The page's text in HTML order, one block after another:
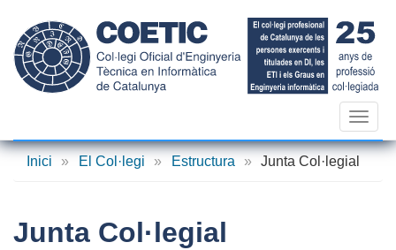
contingut
Inici
» El Col·legi » Estructura » Junta Col·legial
Junta Col·legial